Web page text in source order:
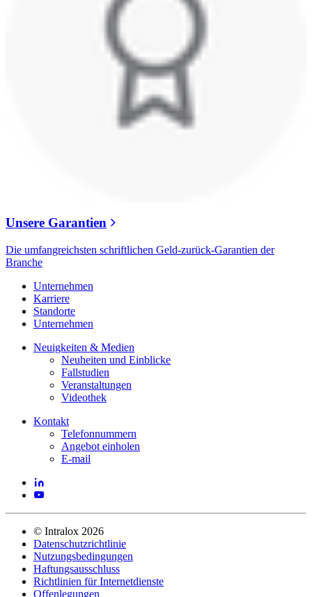
Unsere Garantien
Die umfangreichsten schriftlichen Geld-zurück-Garantien der
Branche
Unternehmen
Karriere
Standorte
Unternehmen
Neuigkeiten & Medien
Neuheiten und Einblicke
Fallstudien
Veranstaltungen
Videothek
Kontakt
Telefonnummern
Angebot einholen
E-mail
© Intralox 2026
Datenschutzrichtlinie
Nutzungsbedingungen
Haftungsausschluss
Richtlinien für Internetdienste
Offenlegungen